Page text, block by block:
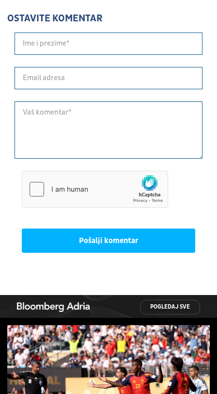
OSTAVITE KOMENTAR
Pošalji komentar
POGLEDAJ SVE